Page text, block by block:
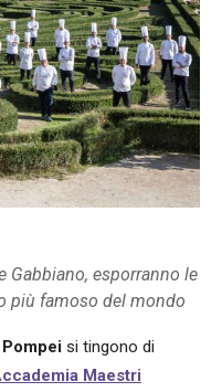
Gabbiano, esporranno le
più famoso del mondo
Pompei si tingono di
Maestri